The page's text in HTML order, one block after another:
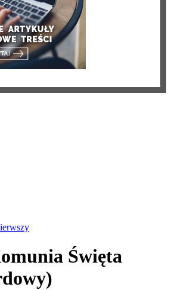
Święta